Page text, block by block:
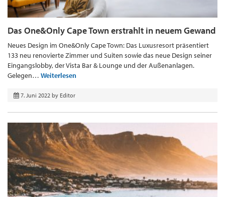
Das One&Only Cape Town erstrahlt in neuem Gewand
Neues Design im One&Only Cape Town: Das Luxusresort präsentiert
133 neu renovierte Zimmer und Suiten sowie das neue Design seiner
Eingangslobby, der Vista Bar & Lounge und der Außenanlagen.
Gelegen… Weiterlesen
7. Juni 2022 by Editor